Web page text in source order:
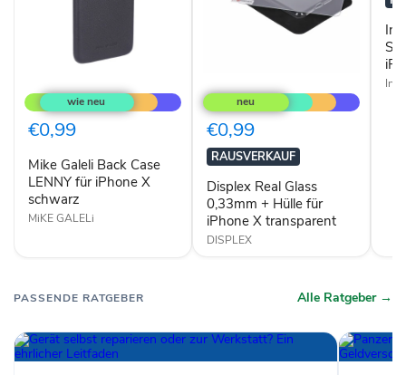
Galeli
Back
Case
LENNY
iPhone
X
schwarz
€0,99
Mike Galeli Back Case
LENNY für iPhone X
schwarz
MiKE GALELi
Real
Glass
0,33mm
+
Hülle
für
iPhone
X
transparent
€0,99
RAUSVERKAUF
Displex Real Glass
0,33mm + Hülle für
iPhone X transparent
DISPLEX
X
PASSENDE RATGEBER Alle Ratgeber →